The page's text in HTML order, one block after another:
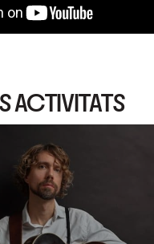
ACTIVITATS